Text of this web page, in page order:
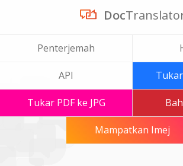
Doc
Penterjemah
API
Tukar PDF ke JPG
Mampatkan Imej